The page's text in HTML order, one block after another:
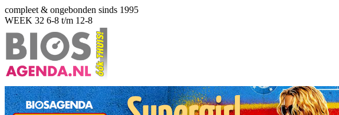
compleet & ongebonden sinds 1995
WEEK 32 6-8 t/m 12-8